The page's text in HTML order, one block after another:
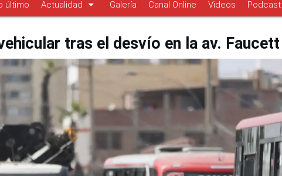
último Actualidad arrow_drop_down Galería Canal Online Videos Podcast
tras el desvío en la av.